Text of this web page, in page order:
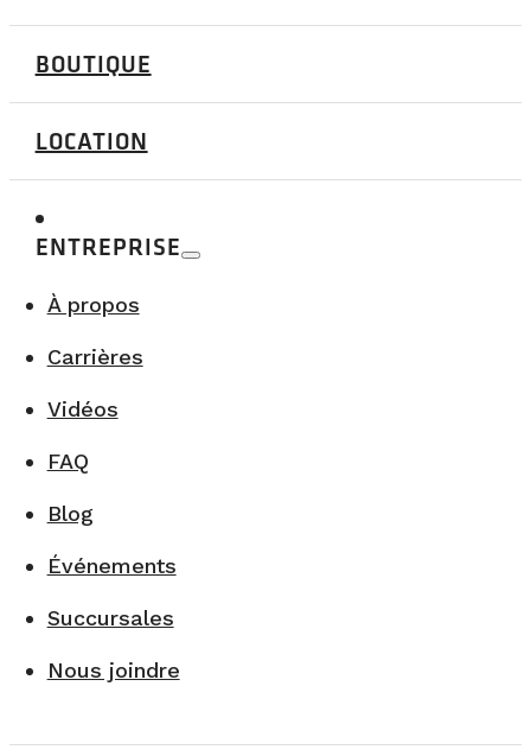
BOUTIQUE
LOCATION
ENTREPRISE
À propos
Carrières
Vidéos
FAQ
Blog
Événements
Succursales
Nous joindre